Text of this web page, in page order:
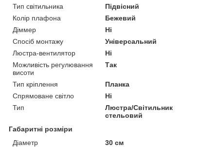
Тип світильника
Підвісний
Колір плафона
Бежевий
Діммер
Ні
Спосіб монтажу
Універсальний
Люстра-вентилятор
Ні
Можливість регулювання
висоти
Так
Тип кріплення
Планка
Спрямоване світло
Ні
Тип
Люстра/Світильник
стельовий
Габаритні розміри
Діаметр
30 см